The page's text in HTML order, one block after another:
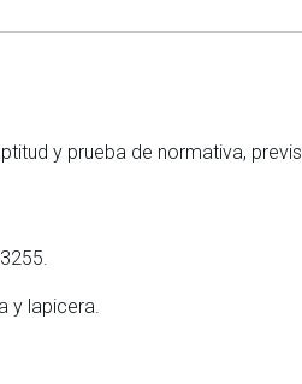
y prueba de normativa,
y lapicera.